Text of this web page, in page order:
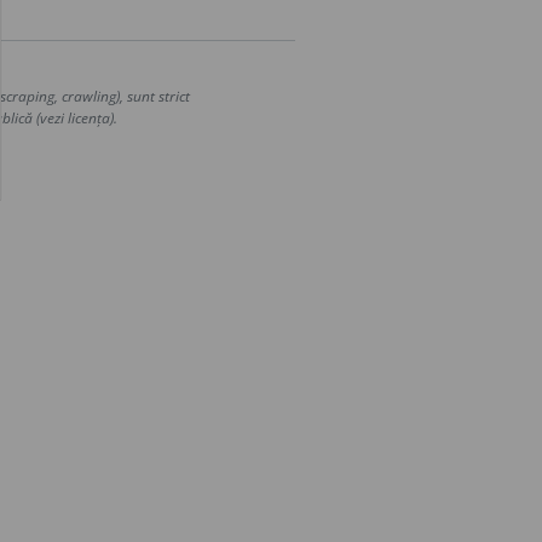
crawling), sunt strict
(vezi licența).